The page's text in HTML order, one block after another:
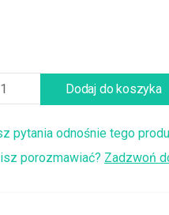
Dodaj do koszyka
pytania odnośnie tego
porozmawiać? Zadzwoń